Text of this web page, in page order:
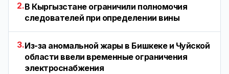
2.В Кыргызстане ограничили полномочия
следователей при определении вины
3.Из-за аномальной жары в Бишкеке и Чуйской
области ввели временные ограничения
электроснабжения